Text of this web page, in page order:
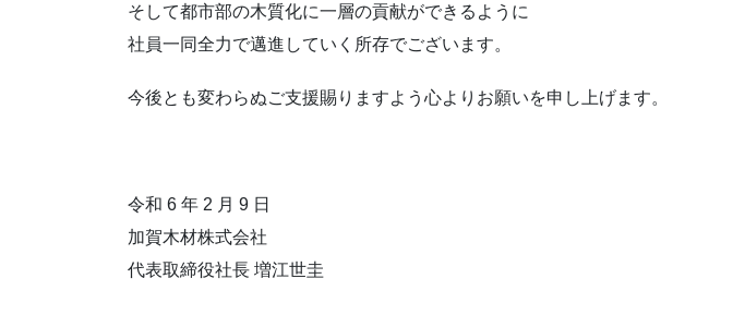
そして都市部の木質化に一層の貢献ができるように
社員一同全力で邁進していく所存でございます。
今後とも変わらぬご支援賜りますよう心よりお願いを申し上げます。
令和 6 年 2 月 9 日
加賀木材株式会社
代表取締役社長 増江世圭